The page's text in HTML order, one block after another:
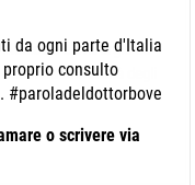
e Chirurgia ed
Università degli
da ogni parte d'Italia
consulto
#paroladeldottorbove
o scrivere via